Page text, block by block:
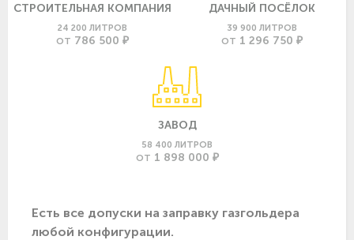
СТРОИТЕЛЬНАЯ КОМПАНИЯ
24 200 ЛИТРОВ
ОТ 786 500 ₽
ДАЧНЫЙ ПОСЁЛОК
39 900 ЛИТРОВ
ОТ 1 296 750 ₽
ЗАВОД
58 400 ЛИТРОВ
ОТ 1 898 000 ₽
Есть все допуски нa заправку газгольдера
любой конфигурации.